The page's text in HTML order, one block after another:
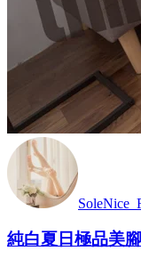
純白夏日極品美